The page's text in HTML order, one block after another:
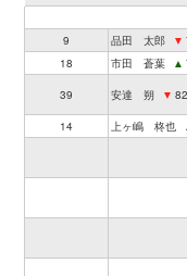
9
品田 太郎 ▼
18
市田 蒼葉 ▲
39 安達 朔 ▼
14
上ヶ嶋 柊也